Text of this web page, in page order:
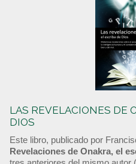
LAS REVELACIONES DE
DIOS
Este libro, publicado por
Revelaciones de Onakra, el